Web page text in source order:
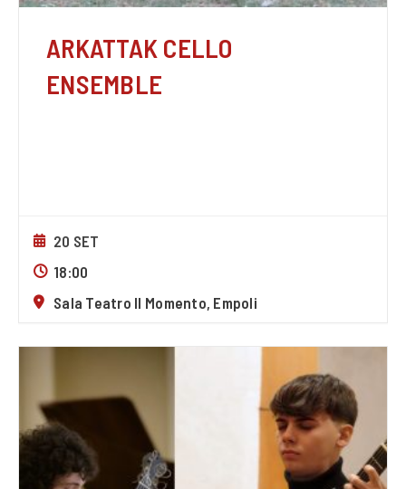
ARKATTAK CELLO
ENSEMBLE
20 SET
18:00
Sala Teatro Il Momento, Empoli